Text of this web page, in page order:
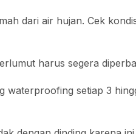
dari air hujan. Cek
harus segera
waterproofing setiap 3